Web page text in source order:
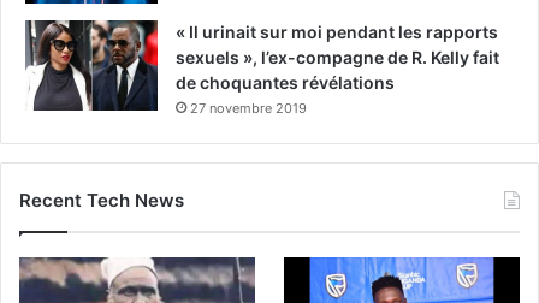
« Il urinait sur moi pendant les rapports
sexuels », l’ex-compagne de R. Kelly fait
de choquantes révélations
27 novembre 2019
Recent Tech News